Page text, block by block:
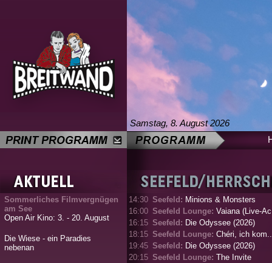
Samstag, 8. August 2026
Sommerliches Filmvergnügen
am See
Open Air Kino: 3. - 20. August
Die Wiese - ein Paradies
nebenan
14:30 Seefeld: Minions & Monsters
16:00 Seefeld Lounge: Vaiana (Live-
16:15 Seefeld: Die Odyssee (2026)
18:15 Seefeld Lounge: Chéri, ich
19:45 Seefeld: Die Odyssee (2026)
20:15 Seefeld Lounge: The Invite